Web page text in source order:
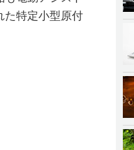
た特定小型原付